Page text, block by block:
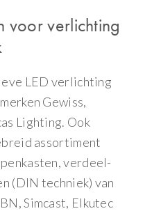
voor verlichting
LED verlichting
Gewiss,
Lighting. Ook
assortiment
verdeel-
(DIN techniek) van
Simcast, Elkutec